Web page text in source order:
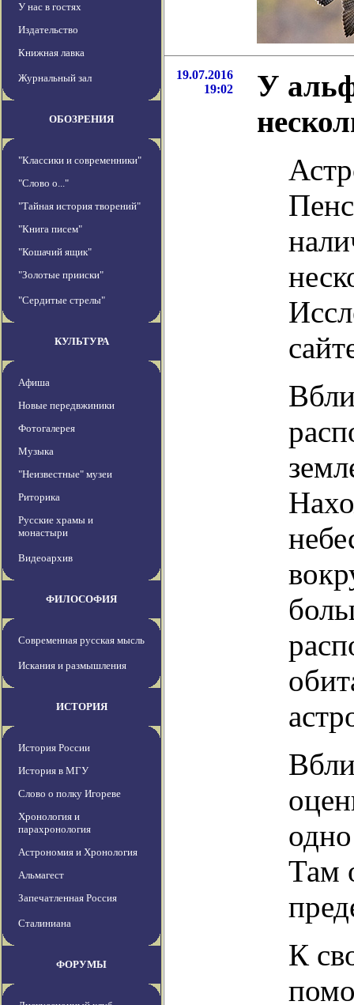
У нас в гостях
Издательство
Книжная лавка
Журнальный зал
ОБОЗРЕНИЯ
"Классики и современники"
"Слово о..."
"Тайная история творений"
"Книга писем"
"Кошачий ящик"
"Золотые прииски"
"Сердитые стрелы"
КУЛЬТУРА
Афиша
Новые передвжиники
Фотогалерея
Музыка
"Неизвестные" музеи
Риторика
Русские храмы и
монастыри
Видеоархив
ФИЛОСОФИЯ
Современная русская мысль
Искания и размышления
ИСТОРИЯ
История России
История в МГУ
Слово о полку Игореве
Хронология и
парахронология
Астрономия и Хронология
Альмагест
Запечатленная Россия
Сталиниана
ФОРУМЫ
19.07.2016
19:02
У
Там
К